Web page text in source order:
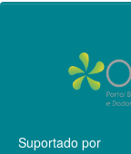
Suportado por